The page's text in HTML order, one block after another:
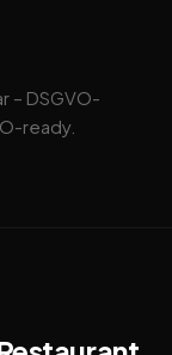
– DSGVO-
ready.